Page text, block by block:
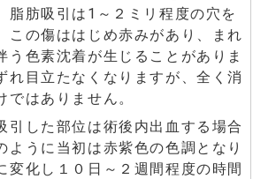
脂肪吸引は1～２ミリ程度の穴を
この傷ははじめ赤みがあり、まれ
う色素沈着が生じることがありま
れ目立たなくなりますが、全く消
ではありません。
引した部位は術後内出血する場合
ように当初は赤紫色の色調となり
変化し１０日～２週間程度の時間